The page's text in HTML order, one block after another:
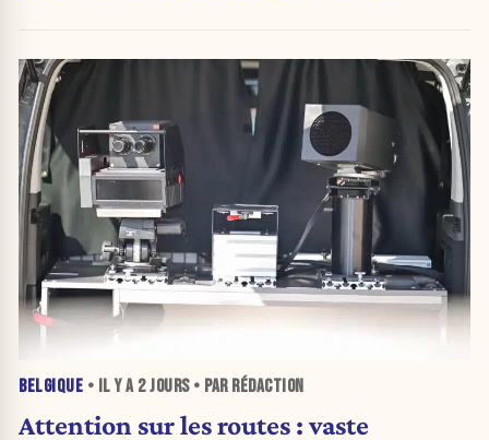
BELGIQUE • IL Y A 2 JOURS• PAR RÉDACTION
Attention sur les routes : vaste